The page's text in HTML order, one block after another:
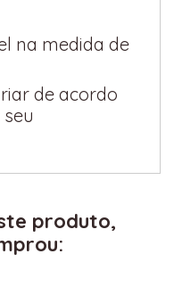
na medida de
de acordo
produto,